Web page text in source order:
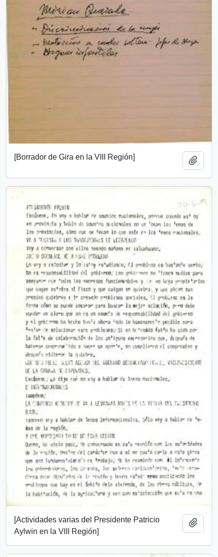
[Borrador de Gira en la VIII Región]
[Actividades varias del Presidente Patricio
Aylwin en la VIII Región]